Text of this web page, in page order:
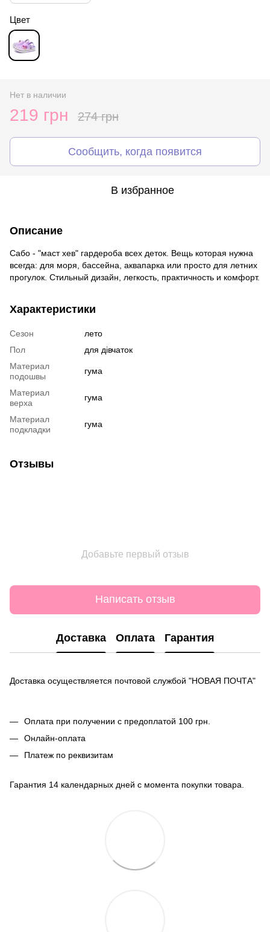
Цвет
Нет в наличии
219 грн 274 грн
Сообщить, когда появится
В избранное
Описание
Сабо - "маст хев" гардероба всех деток. Вещь которая нужна
всегда: для моря, бассейна, аквапарка или просто для летних
прогулок. Стильный дизайн, легкость, практичность и комфорт.
Характеристики
Сезон
лето
Пол
для дівчаток
Материал
подошвы
гума
Материал
верха
гума
Материал
подкладки
гума
Отзывы
Добавьте первый отзыв
Написать отзыв
Доставка Оплата Гарантия
Доставка осуществляется почтовой службой "НОВАЯ ПОЧТА"
Оплата при получении с предоплатой 100 грн.
Онлайн-оплата
Платеж по реквизитам
Гарантия 14 календарных дней с момента покупки товара.